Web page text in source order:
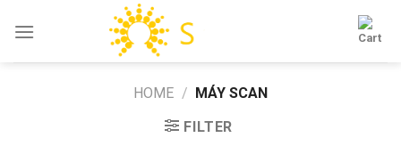
HOME / MÁY SCAN
FILTER